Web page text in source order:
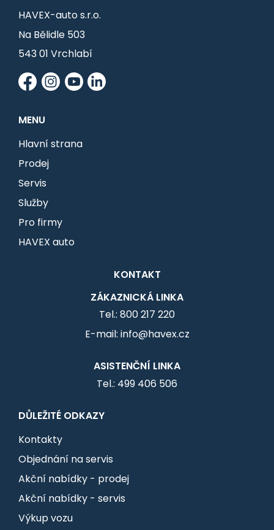
HAVEX-auto s.r.o.
Na Bělidle 503
543 01 Vrchlabí
MENU
Hlavní strana
Prodej
Servis
Služby
Pro firmy
HAVEX auto
KONTAKT
ZÁKAZNICKÁ LINKA
Tel.: 800 217 220
E-mail: info@havex.cz
ASISTENČNÍ LINKA
Tel.: 499 406 506
DŮLEŽITÉ ODKAZY
Kontakty
Objednání na servis
Akční nabídky - prodej
Akční nabídky - servis
Výkup vozu